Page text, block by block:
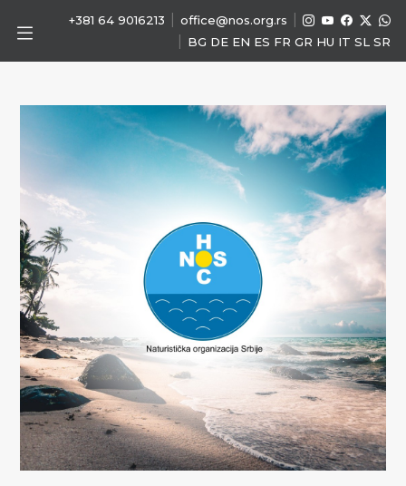
+381 64 9016213 office@nos.org.rs
BG DE EN ES FR GR HU IT SL SR